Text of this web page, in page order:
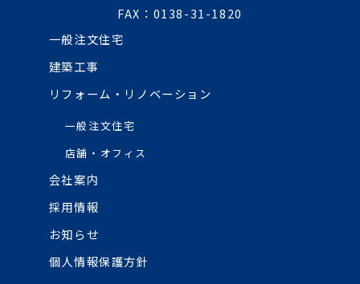
FAX：0138-31-1820
一般注文住宅
建築工事
リフォーム・リノベーション
一般注文住宅
店舗・オフィス
会社案内
採用情報
お知らせ
個人情報保護方針